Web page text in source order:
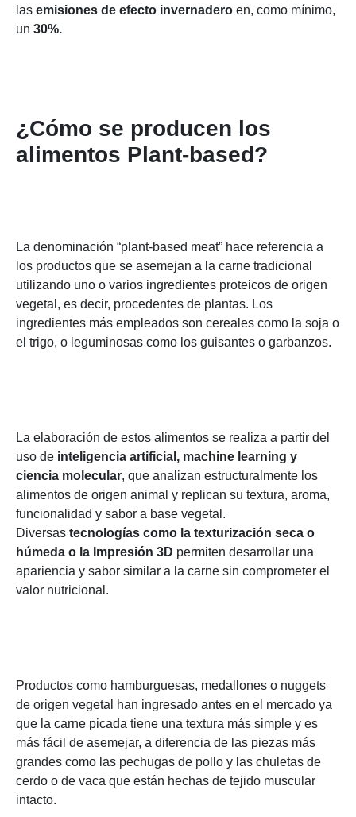
las emisiones de efecto invernadero en, como mínimo,
un 30%.
¿Cómo se producen los
alimentos Plant-based?
La denominación “plant-based meat” hace referencia a
los productos que se asemejan a la carne tradicional
utilizando uno o varios ingredientes proteicos de origen
vegetal, es decir, procedentes de plantas. Los
ingredientes más empleados son cereales como la soja o
el trigo, o leguminosas como los guisantes o garbanzos.
La elaboración de estos alimentos se realiza a partir del
uso de inteligencia artificial, machine learning y
ciencia molecular, que analizan estructuralmente los
alimentos de origen animal y replican su textura, aroma,
funcionalidad y sabor a base vegetal.
Diversas tecnologías como la texturización seca o
húmeda o la Impresión 3D permiten desarrollar una
apariencia y sabor similar a la carne sin comprometer el
valor nutricional.
Productos como hamburguesas, medallones o nuggets
de origen vegetal han ingresado antes en el mercado ya
que la carne picada tiene una textura más simple y es
más fácil de asemejar, a diferencia de las piezas más
grandes como las pechugas de pollo y las chuletas de
cerdo o de vaca que están hechas de tejido muscular
intacto.